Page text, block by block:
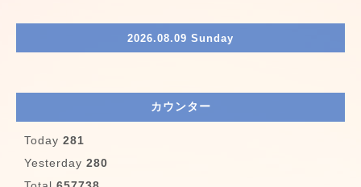
2026.08.09 Sunday
カウンター
Today 281
Yesterday 280